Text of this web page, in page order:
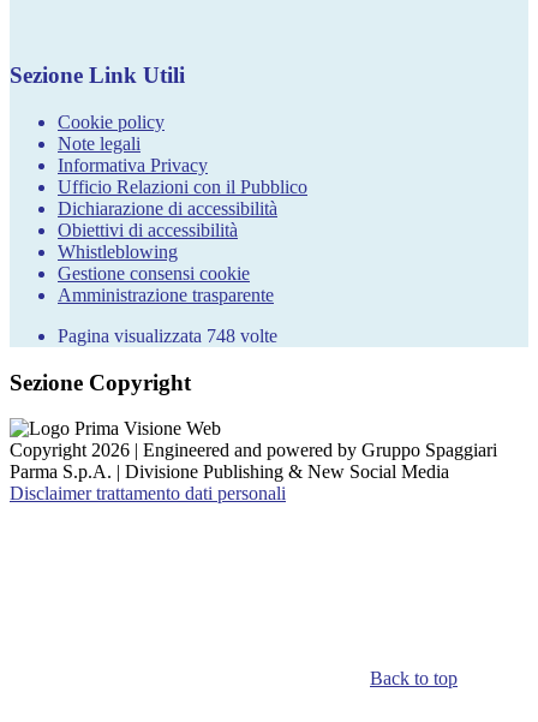
Sezione Link Utili
Cookie policy
Note legali
Informativa Privacy
Ufficio Relazioni con il Pubblico
Dichiarazione di accessibilità
Obiettivi di accessibilità
Whistleblowing
Gestione consensi cookie
Amministrazione trasparente
Pagina visualizzata 748 volte
Sezione Copyright
Copyright 2026 | Engineered and powered by Gruppo Spaggiari
Parma S.p.A. | Divisione Publishing & New Social Media
Disclaimer trattamento dati personali
Back to top